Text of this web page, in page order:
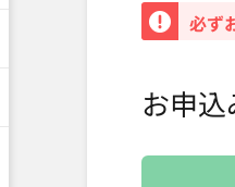
重要
必ず
お申